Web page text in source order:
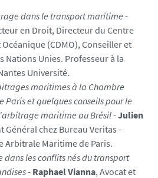
dans le transport maritime -
en Droit, Directeur du Centre
(CDMO), Conseiller et
Nations Unies. Professeur à la
Université.
maritimes à la Chambre
et quelques conseils pour le
maritime au Brésil-Julien
Général chez Bureau Veritas -
Arbitrale Maritime de Paris.
les conflits nés du transport
- Raphael Vianna, Avocat et